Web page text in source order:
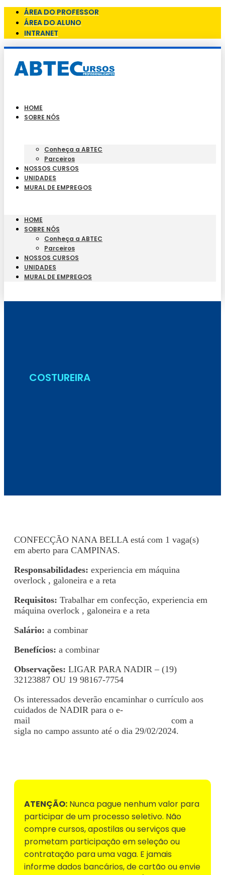
ÁREA DO PROFESSOR
ÁREA DO ALUNO
INTRANET
HOME
SOBRE NÓS
Conheça a ABTEC
Parceiros
NOSSOS CURSOS
UNIDADES
MURAL DE EMPREGOS
HOME
SOBRE NÓS
Conheça a ABTEC
Parceiros
NOSSOS CURSOS
UNIDADES
MURAL DE EMPREGOS
COSTUREIRA
CONFECÇÃO NANA BELLA está com 1 vaga(s)
em aberto para CAMPINAS.
Responsabilidades: experiencia em máquina
overlock , galoneira e a reta
Requisitos: Trabalhar em confecção, experiencia em
máquina overlock , galoneira e a reta
Salário: a combinar
Benefícios: a combinar
Observações: LIGAR PARA NADIR – (19)
32123887 OU 19 98167-7754
Os interessados deverão encaminhar o currículo aos
cuidados de NADIR para o e-
mail
com a
sigla no campo assunto até o dia 29/02/2024.
ATENÇÃO: Nunca pague nenhum valor para
participar de um processo seletivo. Não
compre cursos, apostilas ou serviços que
prometam participação em seleção ou
contratação para uma vaga. E jamais
informe dados bancários, de cartão ou envie